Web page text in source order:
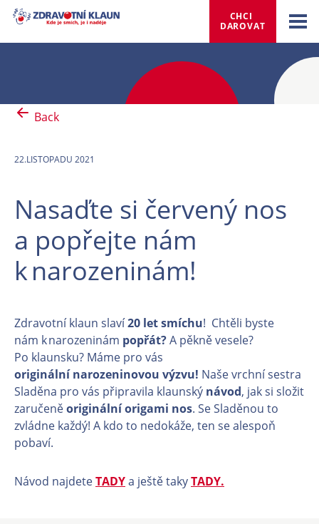
CHCI
DAROVAT
Back
22.LISTOPADU 2021
Nasaďte si červený nos
a popřejte nám
k narozeninám!
Zdravotní klaun slaví20 let smíchu! Chtěli byste
nám k narozeninám popřát?A pěkně vesele?
Po klaunsku? Máme pro vás
originální narozeninovou výzvu! Naše vrchní sestra
Sladěna pro vás připravila klaunský návod, jak si složit
zaručeněoriginální origami nos. Se Sladěnou to
zvládne každý! A kdo to nedokáže, ten se alespoň
pobaví.
Návod najdeteTADYa ještě takyTADY.